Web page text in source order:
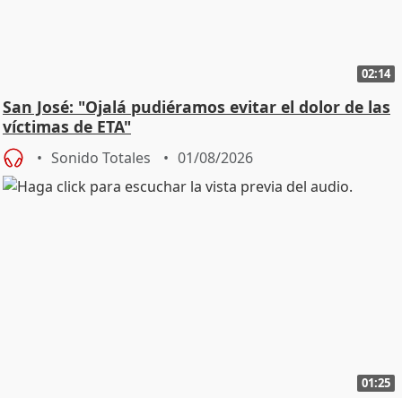
02:14
San José: "Ojalá pudiéramos evitar el dolor de las
víctimas de ETA"
Sonido Totales 01/08/2026
01:25